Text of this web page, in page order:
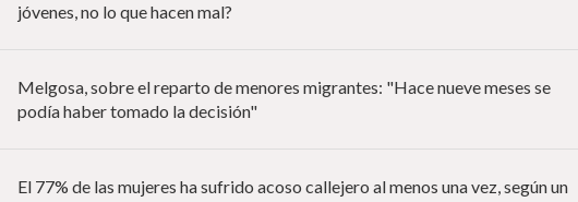
jóvenes, no lo que hacen mal?
Melgosa, sobre el reparto de menores migrantes: "Hace nueve meses se
podía haber tomado la decisión"
El 77% de las mujeres ha sufrido acoso callejero al menos una vez, según un